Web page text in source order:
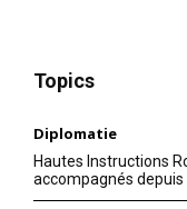
Topics
Diplomatie
Hautes Instructions
accompagnés depuis